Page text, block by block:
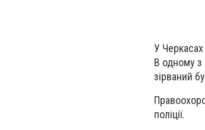
У
В одному з
зірваний
поліції.